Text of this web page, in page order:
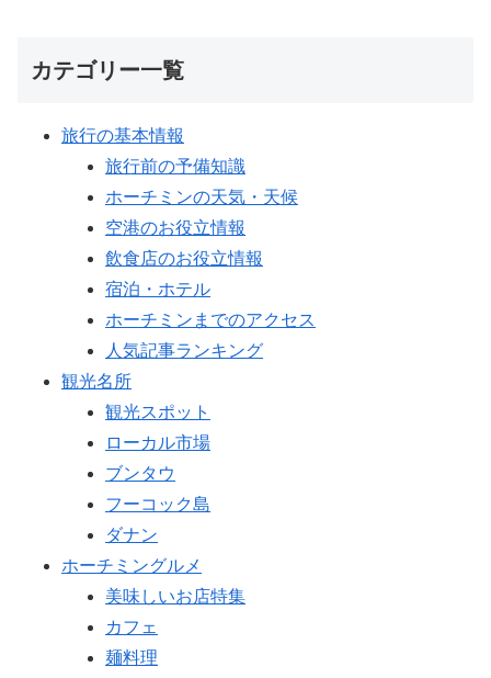
カテゴリー一覧
旅行の基本情報
旅行前の予備知識
ホーチミンの天気・天候
空港のお役立情報
飲食店のお役立情報
宿泊・ホテル
ホーチミンまでのアクセス
人気記事ランキング
観光名所
観光スポット
ローカル市場
ブンタウ
フーコック島
ダナン
ホーチミングルメ
美味しいお店特集
カフェ
麺料理